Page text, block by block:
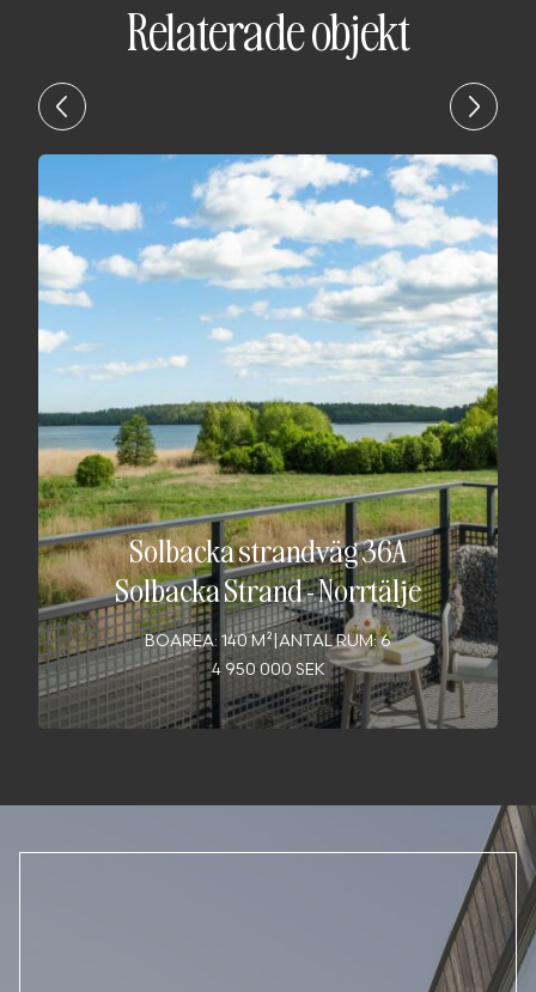
Relaterade objekt
Solbacka strandväg 36A
Solbacka Strand-Norrtälje
BOAREA: 140 M² |ANTAL RUM: 6
4 950 000 SEK